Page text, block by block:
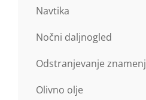
Navtika
Nočni daljnogled
Odstranjevanje znamenj
Olivno olje